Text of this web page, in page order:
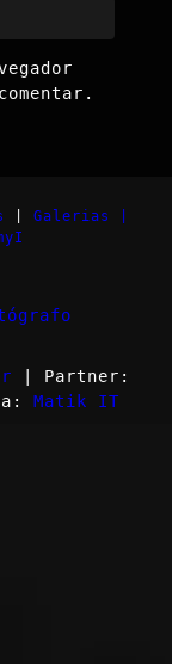
Galerias |
| Partner:
Matik IT